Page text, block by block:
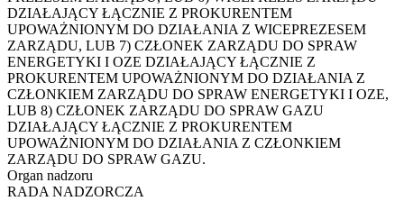
DZIAŁAJĄCY ŁĄCZNIE Z PROKURENTEM
UPOWAŻNIONYM DO DZIAŁANIA Z WICEPREZESEM
ZARZĄDU, LUB 7) CZŁONEK ZARZĄDU DO SPRAW
ENERGETYKI I OZE DZIAŁAJĄCY ŁĄCZNIE Z
PROKURENTEM UPOWAŻNIONYM DO DZIAŁANIA Z
CZŁONKIEM ZARZĄDU DO SPRAW ENERGETYKI I OZE,
LUB 8) CZŁONEK ZARZĄDU DO SPRAW GAZU
DZIAŁAJĄCY ŁĄCZNIE Z PROKURENTEM
UPOWAŻNIONYM DO DZIAŁANIA Z CZŁONKIEM
ZARZĄDU DO SPRAW GAZU.
Organ nadzoru
RADA NADZORCZA